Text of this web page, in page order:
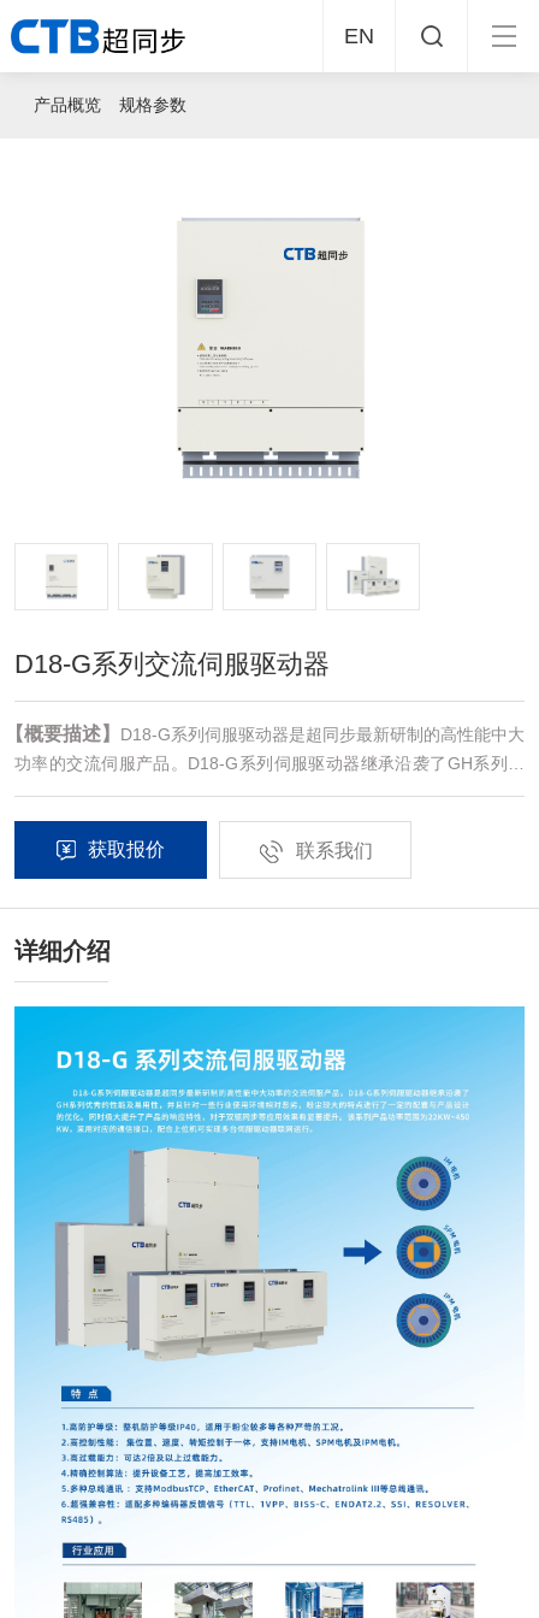
EN
产品概览 规格参数
D18-G系列交流伺服驱动器
【概要描述】 D18-G系列伺服驱动器是超同步最新研制的高性能中大
功率的交流伺服产品。D18-G系列伺服驱动器继承沿袭了GH系列优
秀的性能及易用性，并且针对一些行业使用环境相对恶劣，粉尘较大
的特点进行了一定的配置与产品设计的优化。同时极大提升了产品的
响应特性，对于双驱同步等应用效果有显著提升。该系列产品功率范
围为22KW~450KW，采用对应的通信接口，配合上位机可实现多台
伺服驱动器联网运行。
获取报价 联系我们
详细介绍